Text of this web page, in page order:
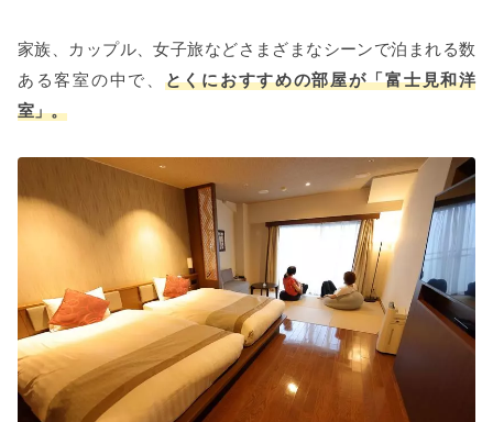
家族、カップル、女子旅などさまざまなシーンで泊まれる数
ある客室の中で、 とくにおすすめの部屋が「富士見和洋
室」。